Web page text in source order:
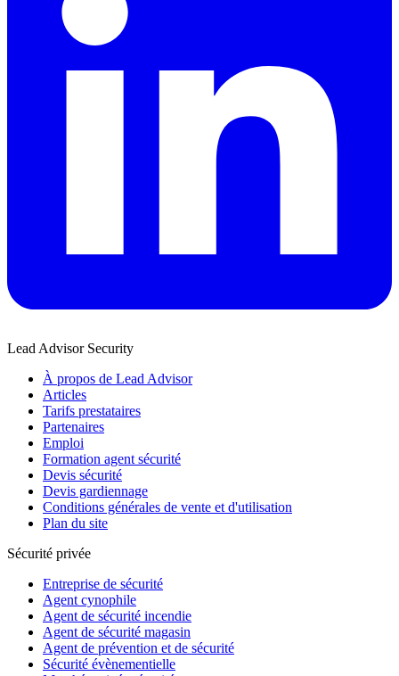
Lead Advisor Security
À propos de Lead Advisor
Articles
Tarifs prestataires
Partenaires
Emploi
Formation agent sécurité
Devis sécurité
Devis gardiennage
Conditions générales de vente et d'utilisation
Plan du site
Sécurité privée
Entreprise de sécurité
Agent cynophile
Agent de sécurité incendie
Agent de sécurité magasin
Agent de prévention et de sécurité
Sécurité évènementielle